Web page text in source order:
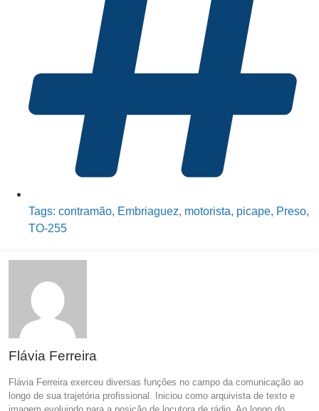
Tags: contramão, Embriaguez, motorista, picape, Preso,
TO-255
Flávia Ferreira
Flávia Ferreira exerceu diversas funções no campo da comunicação ao
longo de sua trajetória profissional. Iniciou como arquivista de texto e